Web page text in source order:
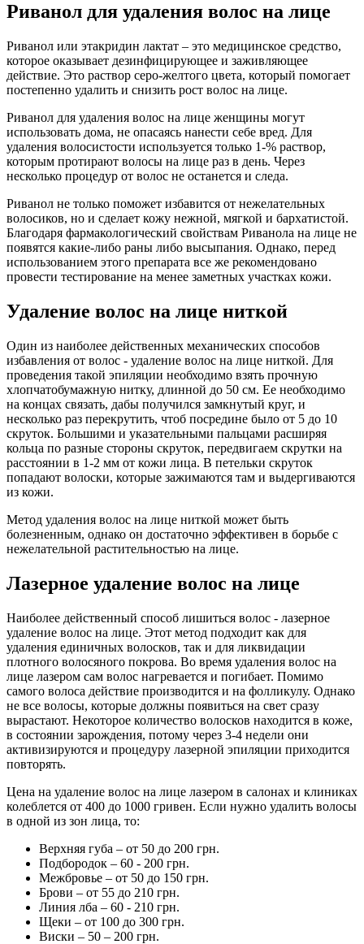
Риванол для удаления волос на лице
Риванол или этакридин лактат – это медицинское средство,
которое оказывает дезинфицирующее и заживляющее
действие. Это раствор серо-желтого цвета, который помогает
постепенно удалить и снизить рост волос на лице.
Риванол для удаления волос на лице женщины могут
использовать дома, не опасаясь нанести себе вред. Для
удаления волосистости используется только 1-% раствор,
которым протирают волосы на лице раз в день. Через
несколько процедур от волос не останется и следа.
Риванол не только поможет избавится от нежелательных
волосиков, но и сделает кожу нежной, мягкой и бархатистой.
Благодаря фармакологический свойствам Риванола на лице не
появятся какие-либо раны либо высыпания. Однако, перед
использованием этого препарата все же рекомендовано
провести тестирование на менее заметных участках кожи.
Удаление волос на лице ниткой
Один из наиболее действенных механических способов
избавления от волос - удаление волос на лице ниткой. Для
проведения такой эпиляции необходимо взять прочную
хлопчатобумажную нитку, длинной до 50 см. Ее необходимо
на концах связать, дабы получился замкнутый круг, и
несколько раз перекрутить, чтоб посредине было от 5 до 10
скруток. Большими и указательными пальцами расширяя
кольца по разные стороны скруток, передвигаем скрутки на
расстоянии в 1-2 мм от кожи лица. В петельки скруток
попадают волоски, которые зажимаются там и выдергиваются
из кожи.
Метод удаления волос на лице ниткой может быть
болезненным, однако он достаточно эффективен в борьбе с
нежелательной растительностью на лице.
Лазерное удаление волос на лице
Наиболее действенный способ лишиться волос - лазерное
удаление волос на лице. Этот метод подходит как для
удаления единичных волосков, так и для ликвидации
плотного волосяного покрова. Во время удаления волос на
лице лазером сам волос нагревается и погибает. Помимо
самого волоса действие производится и на фолликулу. Однако
не все волосы, которые должны появиться на свет сразу
вырастают. Некоторое количество волосков находится в коже,
в состоянии зарождения, потому через 3-4 недели они
активизируются и процедуру лазерной эпиляции приходится
повторять.
Цена на удаление волос на лице лазером в салонах и клиниках
колеблется от 400 до 1000 гривен. Если нужно удалить волосы
в одной из зон лица, то:
Верхняя губа – от 50 до 200 грн.
Подбородок – 60 - 200 грн.
Межбровье – от 50 до 150 грн.
Брови – от 55 до 210 грн.
Линия лба – 60 - 210 грн.
Щеки – от 100 до 300 грн.
Виски – 50 – 200 грн.